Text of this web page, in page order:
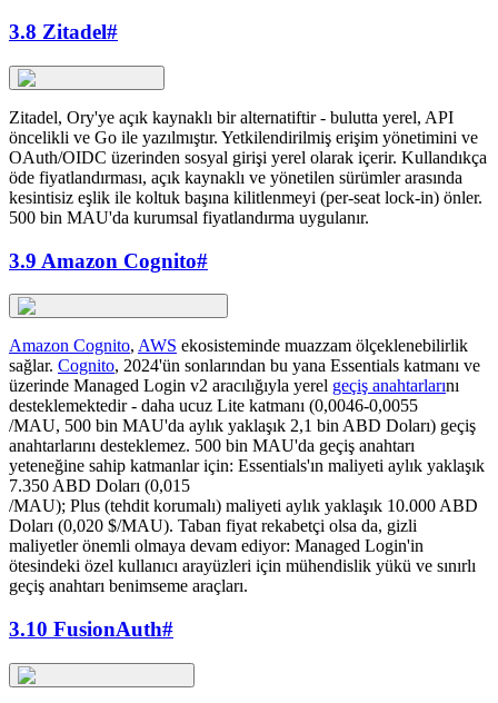
3.8 Zitadel#
Zitadel, Ory'ye açık kaynaklı bir alternatiftir - bulutta yerel, API
öncelikli ve Go ile yazılmıştır. Yetkilendirilmiş erişim yönetimini ve
OAuth/OIDC üzerinden sosyal girişi yerel olarak içerir. Kullandıkça
öde fiyatlandırması, açık kaynaklı ve yönetilen sürümler arasında
kesintisiz eşlik ile koltuk başına kilitlenmeyi (per-seat lock-in) önler.
500 bin MAU'da kurumsal fiyatlandırma uygulanır.
3.9 Amazon Cognito#
Amazon Cognito, AWS ekosisteminde muazzam ölçeklenebilirlik
sağlar. Cognito, 2024'ün sonlarından bu yana Essentials katmanı ve
üzerinde Managed Login v2 aracılığıyla yerel geçiş anahtarlarını
desteklemektedir - daha ucuz Lite katmanı (0,0046-0,0055
/MAU, 500 bin MAU'da aylık yaklaşık 2,1 bin ABD Doları) geçiş
anahtarlarını desteklemez. 500 bin MAU'da geçiş anahtarı
yeteneğine sahip katmanlar için: Essentials'ın maliyeti aylık yaklaşık
7.350 ABD Doları (0,015
/MAU); Plus (tehdit korumalı) maliyeti aylık yaklaşık 10.000 ABD
Doları (0,020 $/MAU). Taban fiyat rekabetçi olsa da, gizli
maliyetler önemli olmaya devam ediyor: Managed Login'in
ötesindeki özel kullanıcı arayüzleri için mühendislik yükü ve sınırlı
geçiş anahtarı benimseme araçları.
3.10 FusionAuth#